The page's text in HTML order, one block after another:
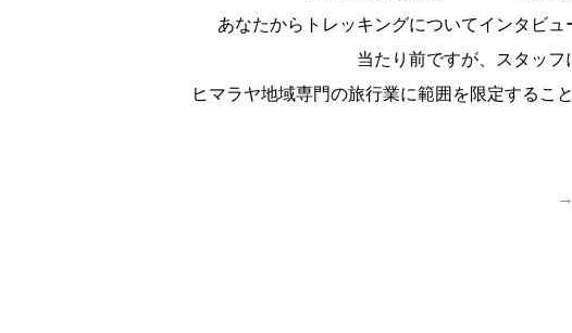
あなたからトレッキングについてインタビ
当たり前ですが、スタッフ
ヒマラヤ地域専門の旅行業に範囲を限定するこ